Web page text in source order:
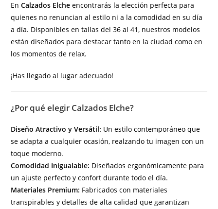
EnCalzados Elche encontrarás la elección perfecta para
quienes no renuncian al estilo ni a la comodidad en su día
a día. Disponibles en tallas del 36 al 41, nuestros modelos
están diseñados para destacar tanto en la ciudad como en
los momentos de relax.
¡Has llegado al lugar adecuado!
¿Por qué elegir Calzados Elche?
Diseño Atractivo y Versátil: Un estilo contemporáneo que
se adapta a cualquier ocasión, realzando tu imagen con un
toque moderno.
Comodidad Inigualable: Diseñados ergonómicamente para
un ajuste perfecto y confort durante todo el día.
Materiales Premium: Fabricados con materiales
transpirables y detalles de alta calidad que garantizan